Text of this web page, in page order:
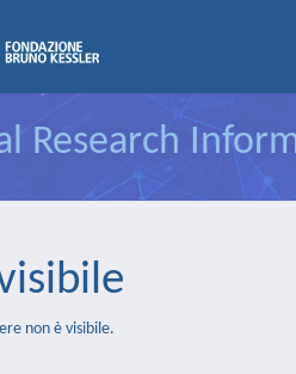
Research
non è visibile.